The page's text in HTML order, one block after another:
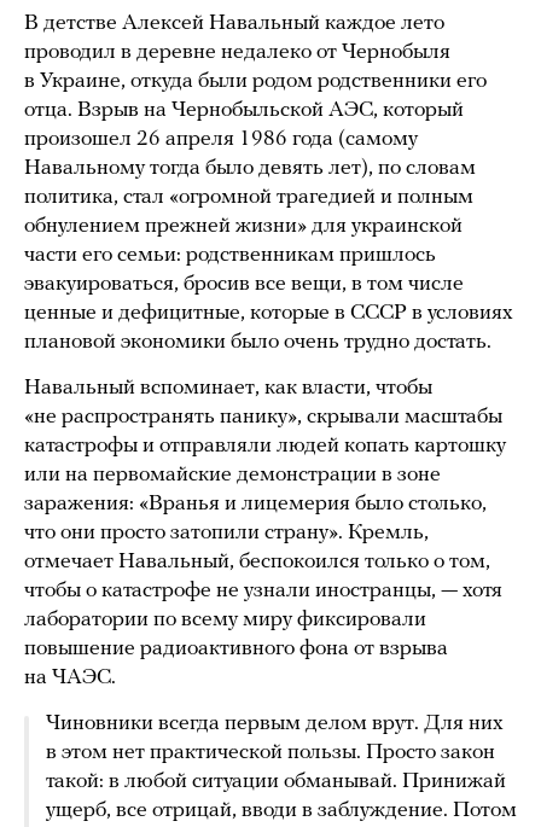
В детстве Алексей Навальный каждое лето
проводил в деревне недалеко от Чернобыля
в Украине, откуда были родом родственники его
отца. Взрыв на Чернобыльской АЭС, который
произошел 26 апреля 1986 года (самому
Навальному тогда было девять лет), по словам
политика, стал «огромной трагедией и полным
обнулением прежней жизни» для украинской
части его семьи: родственникам пришлось
эвакуироваться, бросив все вещи, в том числе
ценные и дефицитные, которые в СССР в условиях
плановой экономики было очень трудно достать.
Навальный вспоминает, как власти, чтобы
«не распространять панику», скрывали масштабы
катастрофы и отправляли людей копать картошку
или на первомайские демонстрации в зоне
заражения: «Вранья и лицемерия было столько,
что они просто затопили страну». Кремль,
отмечает Навальный, беспокоился только о том,
чтобы о катастрофе не узнали иностранцы, — хотя
лаборатории по всему миру фиксировали
повышение радиоактивного фона от взрыва
на ЧАЭС.
Чиновники всегда первым делом врут. Для них
в этом нет практической пользы. Просто закон
такой: в любой ситуации обманывай. Принижай
ущерб, все отрицай, вводи в заблуждение. Потом